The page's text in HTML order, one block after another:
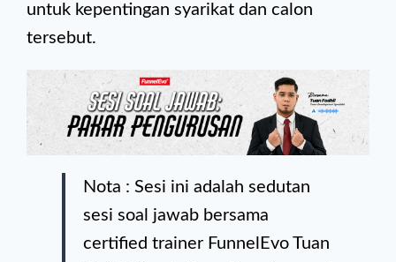
untuk kepentingan syarikat dan calon
tersebut.
Nota : Sesi ini adalah sedutan
sesi soal jawab bersama
certified trainer FunnelEvo Tuan